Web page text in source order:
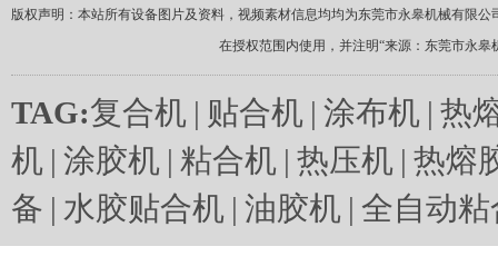
版权声明：本站所有设备图片及资料，视频素材信息均均为东莞市永皋机械有限
在授权范围内使用，并注明“来源：东莞市永
TAG:复合机 | 贴合机 | 涂布机 | 热
机 | 涂胶机 | 粘合机 | 热压机 | 热熔
备 | 水胶贴合机 | 油胶机 | 全自动粘